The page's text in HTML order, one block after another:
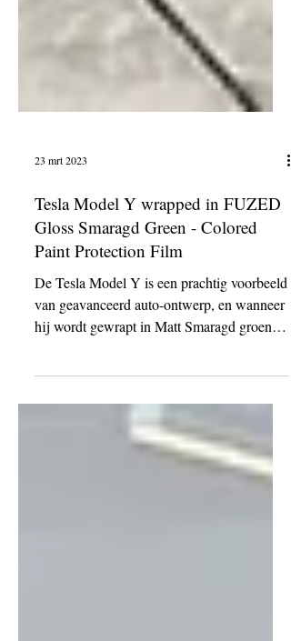
23 mrt 2023
Tesla Model Y wrapped in FUZED
Gloss Smaragd Green - Colored
Paint Protection Film
De Tesla Model Y is een prachtig voorbeeld
hij wordt gewrapt in Matt Smaragd groen
van Platinum...